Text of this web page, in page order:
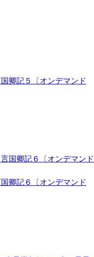
卿記５〔オンデマンド
卿記６〔オンデマンド